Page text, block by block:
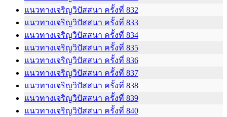
แนวทางเจริญวิปัสสนา ครั้งที่ 832
แนวทางเจริญวิปัสสนา ครั้งที่ 833
แนวทางเจริญวิปัสสนา ครั้งที่ 834
แนวทางเจริญวิปัสสนา ครั้งที่ 835
แนวทางเจริญวิปัสสนา ครั้งที่ 836
แนวทางเจริญวิปัสสนา ครั้งที่ 837
แนวทางเจริญวิปัสสนา ครั้งที่ 838
แนวทางเจริญวิปัสสนา ครั้งที่ 839
แนวทางเจริญวิปัสสนา ครั้งที่ 840